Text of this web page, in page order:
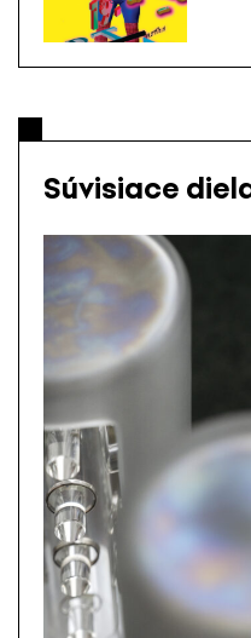
Súvisiace